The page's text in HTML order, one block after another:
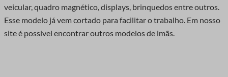
veicular, quadro magnético, displays, brinquedos entre outros.
Esse modelo já vem cortado para facilitar o trabalho. Em nosso
site é possivel encontrar outros modelos de imãs.